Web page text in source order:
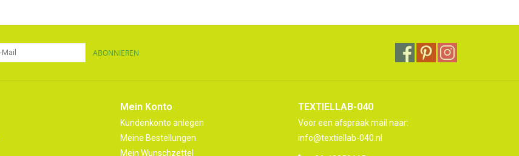
ABONNIEREN
Mein Konto
Kundenkonto anlegen
Meine Bestellungen
Mein Wunschzettel
TEXTIELLAB-040
Voor een afspraak mail naar:
info@textiellab-040.nl